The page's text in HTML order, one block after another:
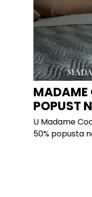
MADAME
POPUST
U Madame
50% popusta